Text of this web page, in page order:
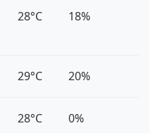
28°C 18%
29°C 20%
28°C 0%